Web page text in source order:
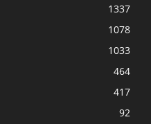
1337
1078
1033
464
417
92